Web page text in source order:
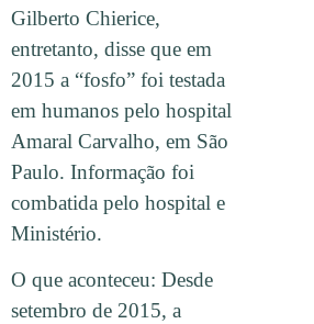
Gilberto Chierice,
entretanto, disse que em
2015 a “fosfo” foi testada
em humanos pelo hospital
Amaral Carvalho, em São
Paulo. Informação foi
combatida pelo hospital e
Ministério.
O que aconteceu: Desde
setembro de 2015, a